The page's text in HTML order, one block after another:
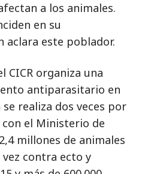
a los animales.
en su
aclara este poblador.
CICR organiza una
antiparasitario en
realiza dos veces por
el Ministerio de
millones de animales
contra ecto y